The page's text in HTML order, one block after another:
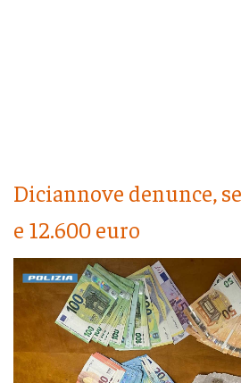
Diciannove denunce,
e 12.600 euro